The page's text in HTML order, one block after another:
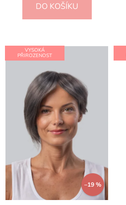
DO KOŠÍKU
VYSOKÁ
PŘIROZENOST
–19 %